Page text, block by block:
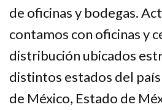
de oficinas y bodegas.
contamos con oficinas y
distribución ubicados
distintos estados del
de México, Estado de